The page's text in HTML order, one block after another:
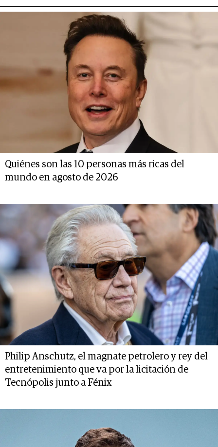
Quiénes son las 10 personas más ricas del
mundo en agosto de 2026
Philip Anschutz, el magnate petrolero y rey del
entretenimiento que va por la licitación de
Tecnópolis junto a Fénix